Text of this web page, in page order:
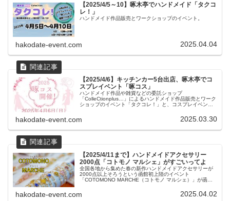
【2025/4/5～10】啄木亭でハンドメイド「タクコ
レ！」
ハンドメイド作品販売とワークショップのイベント。
hakodate-event.com 2025.04.04
【2025/4/6】キッチンカー5台出店、啄木亭でコ
スプレイベント「啄コス」
ハンドメイド作品や雑貨などの委託ショップ
「ColleCtionplus…」によるハンドメイド作品販売とワーク
ショップのイベント「タクコレ！」と、コスプレイベント
hakodate-event.com 2025.03.30
【2025/4/11まで】ハンドメイドアクセサリー
2000点「コトモノ マルシェ」がすごいってよ
全国各地から集めた春の新作ハンドメイドアクセサリーが
2000点以上そろうという函館初上陸のイベント
「COTOMONO MARCHE（コトモノ マルシェ）」が函館
hakodate-event.com 2025.04.02